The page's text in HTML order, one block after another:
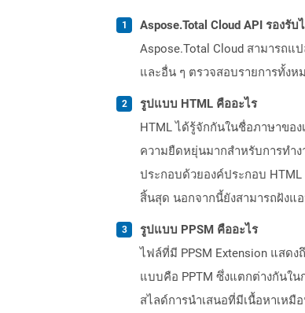
Aspose.Total Cloud API รองรั
Aspose.Total Cloud สามารถแ
และอื่น ๆ ตรวจสอบรายการทั้งห
รูปแบบ HTML คืออะไร
HTML ได้รู้จักกันในชื่อภาษาขอ
ความยืดหยุ่นมากสำหรับการทำ
ประกอบด้วยองค์ประกอบ
สิ้นสุด นอกจากนี้ยังสามารถฝังแ
รูปแบบ PPSM คืออะไร
ไฟล์ที่มี PPSM Extension แสด
แบบคือ PPTM ซึ่งแตกต่างกันใน
สไลด์การนำเสนอที่มีเนื้อหาเหมื